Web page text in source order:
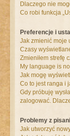
Dlaczego nie
Co robi funkcja
Preferencje i
Jak zmienić moje
Czasy
Zmieniłem strefę
My language is
Jak mogę
Co to jest ranga i
Gdy próbuję
zalogować.
Problemy z
Jak utworzyć